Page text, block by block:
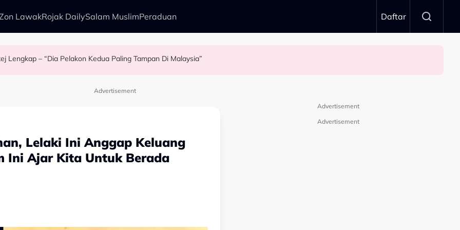
LawakRojak DailySalam MuslimPeraduan Daftar
Kisah Mansur & Liu
Lengkap – “Dia Pelakon Kedua Paling Tampan Di Malaysia”
Tetapi...- “Bila Saya Cakap Dengan Lisa Nak Buat…”
Advertisement
Lelaki Ini Anggap Keluang
Ini Ajar Kita Untuk Berada
Advertisement
Advertisement